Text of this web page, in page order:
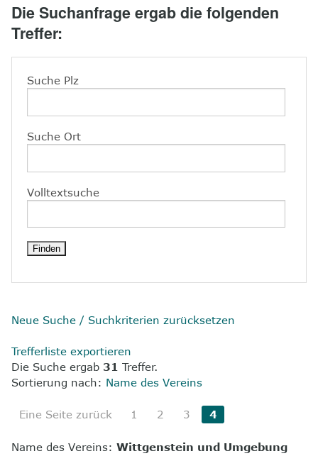
4
Unsere Leistungen
7Presse
Die Suchanfrage ergab die folgenden
Treffer:
Suche Plz
Suche Ort
Volltextsuche
Neue Suche / Suchkriterien zurücksetzen
Trefferliste exportieren
Die Suche ergab 31 Treffer.
Sortierung nach: Name des Vereins
Eine Seite zurück 1 2 3 4
Name des Vereins:Wittgenstein und Umgebung